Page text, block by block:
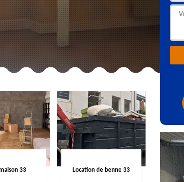
33 Location de benne 33